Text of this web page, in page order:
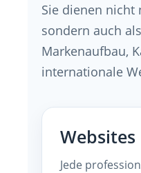
Sie dienen nicht
sondern auch
Markenaufbau,
internationale
Websites
Jede